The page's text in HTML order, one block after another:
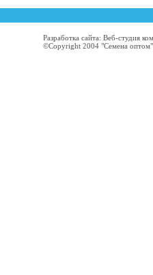
Разработка сайта: Веб-студия
©Copyright 2004 "Семена оптом".